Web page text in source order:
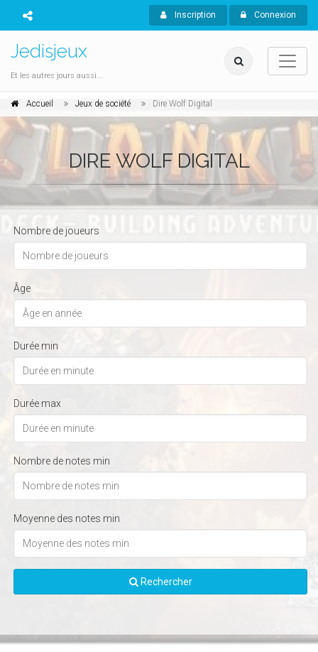
Inscription Connexion
Jedisjeux
Et les autres jours aussi...
Accueil Jeux de société Dire Wolf Digital
DIRE WOLF DIGITAL
Nombre de joueurs
Âge
Durée min
Durée max
Nombre de notes min
Moyenne des notes min
Rechercher